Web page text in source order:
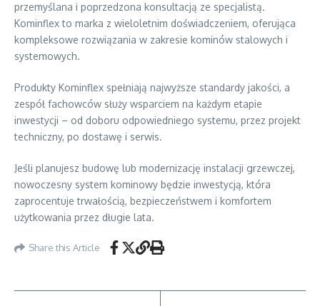
przemyślana i poprzedzona konsultacją ze specjalistą.
Kominflex to marka z wieloletnim doświadczeniem, oferująca
kompleksowe rozwiązania w zakresie kominów stalowych i
systemowych.
Produkty Kominflex spełniają najwyższe standardy jakości, a
zespół fachowców służy wsparciem na każdym etapie
inwestycji – od doboru odpowiedniego systemu, przez projekt
techniczny, po dostawę i serwis.
Jeśli planujesz budowę lub modernizację instalacji grzewczej,
nowoczesny system kominowy będzie inwestycją, która
zaprocentuje trwałością, bezpieczeństwem i komfortem
użytkowania przez długie lata.
Share this Article